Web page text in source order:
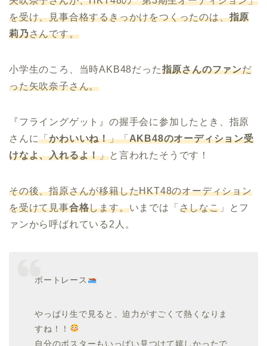
を受け、見事合格するきっかけをつくったのは、指原
莉乃さんです。
小学生のころ、当時AKB48だった指原さんのファンだ
った矢吹奈子さん。
『フライングゲット』の握手会に参加したとき、指原
さんに「かわいいね！」「AKB48のオーディション受
けなよ、入れるよ！」と言われたそうです！
その後、指原さんが移籍したHKT48のオーディション
を受けて見事合格します。いまでは「 さしなこ」とフ
ァンから呼ばれている2人。
ボートレース
やっぱり生で見ると、迫力がすごくて熱くなりま
すね！！
自分のポスターもいっぱい見つけて嬉しかったで